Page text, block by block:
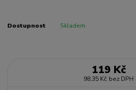
Dostupnost Skladem
119 Kč
98,35 Kč bez DPH